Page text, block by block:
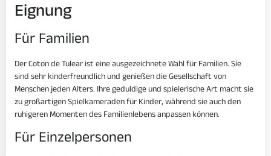
Eignung
Für Familien
Der Coton de Tulear ist eine ausgezeichnete Wahl für Familien. Sie
sind sehr kinderfreundlich und genießen die Gesellschaft von
Menschen jeden Alters. Ihre geduldige und spielerische Art macht sie
zu großartigen Spielkameraden für Kinder, während sie auch den
ruhigeren Momenten des Familienlebens anpassen können.
Für Einzelpersonen